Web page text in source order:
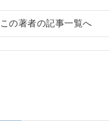
この著者の記事一覧へ